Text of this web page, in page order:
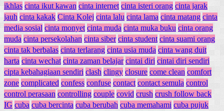
ikhlas cinta ikut kawan cinta internet cinta isteri orang cinta jarak
jauh cinta kakak Cinta Kolej cinta lalu cinta lama cinta matang cinta
media sosial cinta monyet cinta muda cinta muka buku cinta orang
muda cinta persekolahan cinta siber cinta student cinta suami orang
cinta tak berbalas cinta terlarang cinta usia muda cinta wang duit
harta cinta wechat cinta zaman belajar cintai diri cintai diri sendiri
cipta kebahagiaan sendiri clash clingy closure come clean comfort
zone complicated confess confuse contact contact semula control
control perasaan controlling couple covid crush crush follow back
IG cuba cuba bercinta cuba berubah cuba memahami cuba pujuk